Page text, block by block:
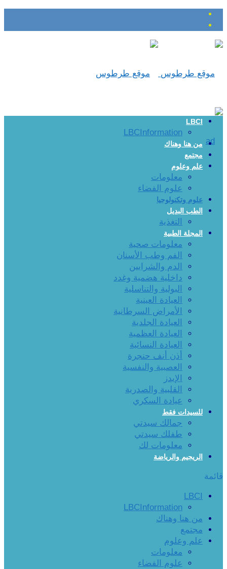
LBCI
LBCInformation
من هنا وهناك
مجتمع
علم وعلوم
معلومات
علوم الفضاء
علوم وتكنولوجيا
الطب البديل
التغذية
المجلة الطبية
معلومات صحية
الفم وطب الأسنان
الدم والشرايين
داخلية هضمية وغدد
البولية والتناسلية
العيادة العينية
الأمراض السرطانية
العيادة الجلدية
العيادة العظمية
العيادة النسائية
أذن أنف حنجرة
العصبية والنفسية
الإيدز
القلبية والصدرية
عيادة السكري
للسيدات فقط
جمالك سيدتي
طفلك سيدتي
معلومات لك
الريجيم والرياضة
قائمة
LBCI
LBCInformation
من هنا وهناك
مجتمع
علم وعلوم
معلومات
علوم الفضاء